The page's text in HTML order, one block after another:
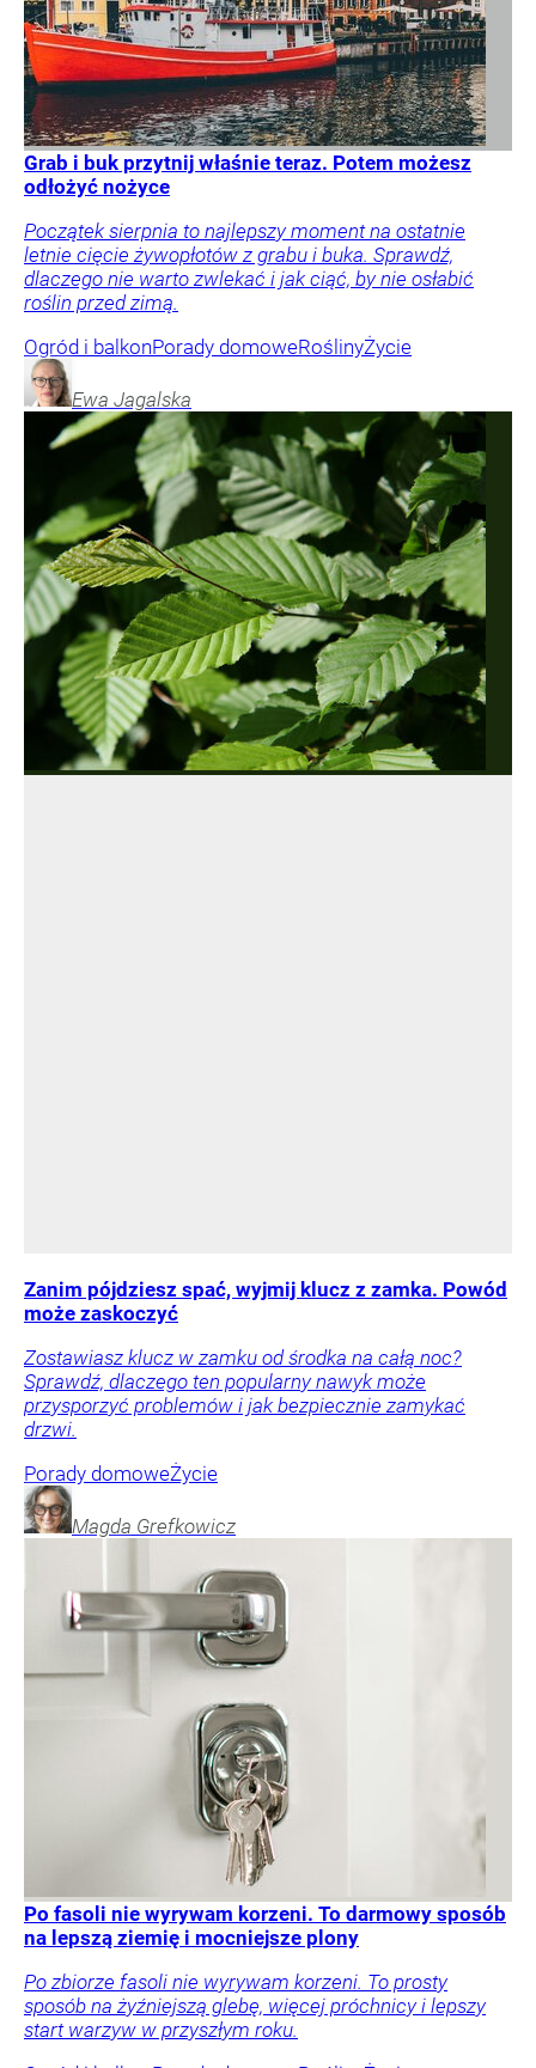
Grab i buk przytnij właśnie teraz. Potem możesz
odłożyć nożyce
Początek sierpnia to najlepszy moment na ostatnie
letnie cięcie żywopłotów z grabu i buka. Sprawdź,
dlaczego nie warto zwlekać i jak ciąć, by nie osłabić
roślin przed zimą.
Ogród i balkonPorady domoweRoślinyŻycie
Ewa Jagalska
Zanim pójdziesz spać, wyjmij klucz z zamka. Powód
może zaskoczyć
Zostawiasz klucz w zamku od środka na całą noc?
Sprawdź, dlaczego ten popularny nawyk może
przysporzyć problemów i jak bezpiecznie zamykać
drzwi.
Porady domoweŻycie
Magda Grefkowicz
Po fasoli nie wyrywam korzeni. To darmowy sposób
na lepszą ziemię i mocniejsze plony
Po zbiorze fasoli nie wyrywam korzeni. To prosty
sposób na żyźniejszą glebę, więcej próchnicy i lepszy
start warzyw w przyszłym roku.